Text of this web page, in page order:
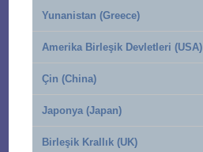
Yunanistan (Greece)
Amerika Birleşik Devletleri (USA)
Çin (China)
Japonya (Japan)
Birleşik Krallık (UK)